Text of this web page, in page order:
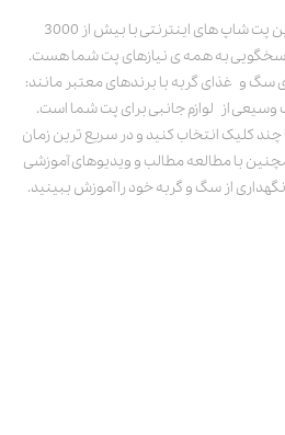
پت استور به عنوان یکی از قدیمی‌ترین پت شاپ های اینترنتی با بیش از 3000
به همه ی نیازهای پت شما هست.
و غذای گربه با برندهای معتبر مانند:
وسیعی از لوازم جانبی برای پت شما است.
چند کلیک انتخاب کنید و در سریع ترین زمان
با مطالعه مطالب و ویدیوهای آموزشی
از سگ و گربه خود را آموزش ببینید.